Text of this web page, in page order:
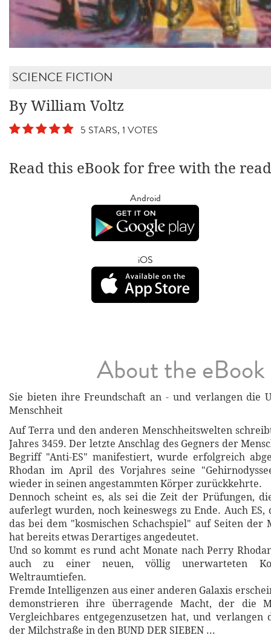
SCIENCE FICTION
By William Voltz
5 STARS, 1 VOTES
Read this eBook for free with the
Android
iOS
About the eBook
Sie bieten ihre Freundschaft an - und verlangen die
Menschheit
Auf Terra und den anderen Menschheitswelten
Jahres 3459. Der letzte Anschlag des Gegners der
Begriff "Anti-ES" manifestiert, wurde erfolgreich
Rhodan im April des Vorjahres seine
wieder in seinen angestammten Körper zurückkehrte.
Dennoch scheint es, als sei die Zeit der Prüfungen,
auferlegt wurden, noch keineswegs zu Ende. Auch ES,
das bei dem "kosmischen Schachspiel" auf Seiten der
hat bereits etwas Derartiges angedeutet.
Und so kommt es rund acht Monate nach Perry
auch zu einer neuen, völlig unerwarteten
Weltraumtiefen.
Fremde Intelligenzen aus einer anderen Galaxis
demonstrieren ihre überragende Macht, der die
Vergleichbares entgegenzusetzen hat, und verlangen
der Milchstraße in den BUND DER SIEBEN ...